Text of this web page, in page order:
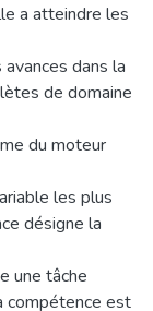
a atteindre les
dans la
de domaine
du moteur
les plus
désigne la
une tâche
compétence est